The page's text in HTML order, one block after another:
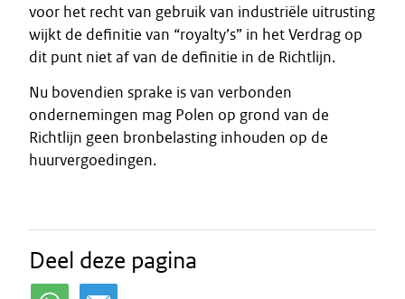
voor het recht van gebruik van industriële uitrusting
wijkt de definitie van “royalty’s” in het Verdrag op
dit punt niet af van de definitie in de Richtlijn.
Nu bovendien sprake is van verbonden
ondernemingen mag Polen op grond van de
Richtlijn geen bronbelasting inhouden op de
huurvergoedingen.
Deel deze pagina